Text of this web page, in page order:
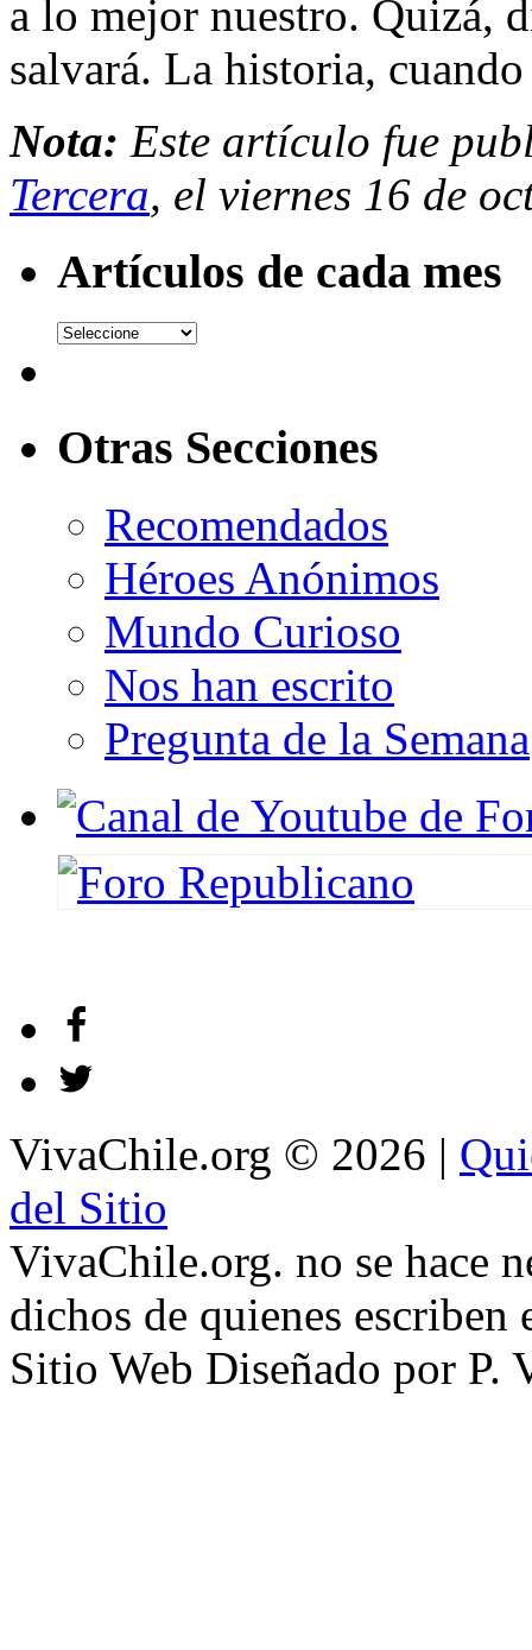
a lo mejor nuestro. Quizá,
salvará. La historia,
Nota: Este artículo fue
Tercera, el viernes 16 de
Artículos de cada mes
Otras Secciones
Recomendados
Héroes Anónimos
Mundo Curioso
Nos han escrito
Pregunta de la Semana
VivaChile.org © 2026 |
del Sitio
VivaChile.org. no se hace
dichos de quienes escriben
Sitio Web Diseñado por